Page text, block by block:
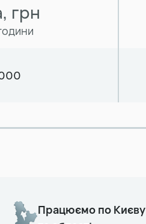
грн
Працюємо по Києву